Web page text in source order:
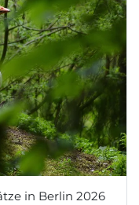
in Berlin 2026